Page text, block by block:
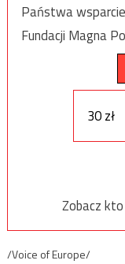
Państwa
Fundacji Magna
30 zł
Zobacz
/Voice of Europe/